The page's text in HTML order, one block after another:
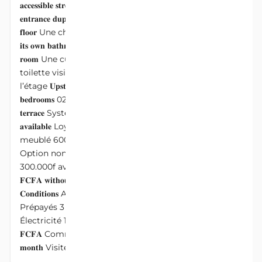
𝐚𝐜𝐜𝐞𝐬𝐬𝐢𝐛𝐥𝐞 𝐬𝐭𝐫𝐞𝐞𝐭, 𝐜𝐥𝐨𝐬𝐞 𝐭𝐨 𝐓𝐨𝐲𝐨𝐭𝐚 𝐢𝐧𝐭𝐞𝐫𝐬𝐞𝐜𝐭𝐢𝐨𝐧, 𝐚 𝐩𝐞𝐫𝐬𝐨𝐧𝐚𝐥
𝐞𝐧𝐭𝐫𝐚𝐧𝐜𝐞 𝐝𝐮𝐩𝐥𝐞𝐱 𝐜𝐨𝐦𝐩𝐨𝐬𝐞𝐝 𝐨𝐟 Au rez de chaussée 𝐆𝐫𝐨𝐮𝐧𝐝
𝐟𝐥𝐨𝐨𝐫 ️Une chambre avec sa douche 𝐎𝐧𝐞 𝐛𝐞𝐝𝐫𝐨𝐨𝐦 𝐰𝐢𝐭𝐡
𝐢𝐭𝐬 𝐨𝐰𝐧 𝐛𝐚𝐭𝐡𝐫𝐨𝐨𝐦 ️Un salon meublé 𝐅𝐮𝐫𝐧𝐢𝐬𝐡𝐞𝐝 𝐥𝐢𝐯𝐢𝐧𝐠
𝐫𝐨𝐨𝐦 ️Une cuisine équipée 𝐄𝐪𝐮𝐢𝐩𝐩𝐞𝐝 𝐤𝐢𝐭𝐜𝐡𝐞𝐧 ️Une
toilette visiteur 𝐕𝐢𝐬𝐢𝐭𝐨𝐫𝐬’ 𝐭𝐨𝐢𝐥𝐞𝐭 ️Une terrasse 𝐀 𝐭𝐞𝐫𝐫𝐚𝐜𝐞 À
l’étage 𝐔𝐩𝐬𝐭𝐚𝐢𝐫𝐬 ️03 chambres équipées 𝟑 𝐞𝐪𝐮𝐢𝐩𝐩𝐞𝐝
𝐛𝐞𝐝𝐫𝐨𝐨𝐦𝐬 ️02 douches 𝟐 𝐛𝐚𝐭𝐡𝐫𝐨𝐨𝐦𝐬 ️Une terrasse 𝐀
𝐭𝐞𝐫𝐫𝐚𝐜𝐞 Système d’alarme disponible 𝐒𝐞𝐜𝐮𝐫𝐢𝐭𝐲 𝐚𝐥𝐚𝐫𝐦
𝐚𝐯𝐚𝐢𝐥𝐚𝐛𝐥𝐞 Loyers mensuels 𝐌𝐨𝐧𝐭𝐡𝐥𝐲 𝐑𝐞𝐧𝐭𝐬 Option
meublé 600.000f 𝐅𝐮𝐫𝐧𝐢𝐬𝐡𝐞𝐝 𝐨𝐩𝐭𝐢𝐨𝐧 𝟔𝟎𝟎,𝟎𝟎𝟎 𝐅𝐂𝐅𝐀
Option non meublé 250.000f sans climatiseur et
300.000f avec climatiseur 𝐔𝐧𝐟𝐮𝐫𝐧𝐢𝐬𝐡𝐞𝐝 𝐨𝐩𝐭𝐢𝐨𝐧 𝟐𝟓𝟎,𝟎𝟎𝟎
𝐅𝐂𝐅𝐀 𝐰𝐢𝐭𝐡𝐨𝐮𝐭 𝐀𝐂 – 𝟑𝟎𝟎,𝟎𝟎𝟎 𝐅𝐂𝐅𝐀 𝐰𝐢𝐭𝐡 𝐀𝐂 Conditions
𝐂𝐨𝐧𝐝𝐢𝐭𝐢𝐨𝐧𝐬 Avances 3 mois 𝐀𝐝𝐯𝐚𝐧𝐜𝐞𝐬 𝟑 𝐦𝐨𝐧𝐭𝐡𝐬
Prépayés 3 mois 𝐏𝐫𝐞𝐩𝐚𝐢𝐝 𝟑 𝐦𝐨𝐧𝐭𝐡𝐬 Caution Eau
Électricité 100.000f 𝐖𝐚𝐭𝐞𝐫 & 𝐄𝐥𝐞𝐜𝐭𝐫𝐢𝐜𝐢𝐭𝐲 𝐝𝐞𝐩𝐨𝐬𝐢𝐭 𝟏𝟎𝟎,𝟎𝟎𝟎
𝐅𝐂𝐅𝐀 Commission immobilière 1 mois 𝐀𝐠𝐞𝐧𝐜𝐲 𝐟𝐞𝐞 𝟏
𝐦𝐨𝐧𝐭𝐡 Visite payante 𝐏𝐚𝐢𝐝 𝐯𝐢𝐬𝐢𝐭